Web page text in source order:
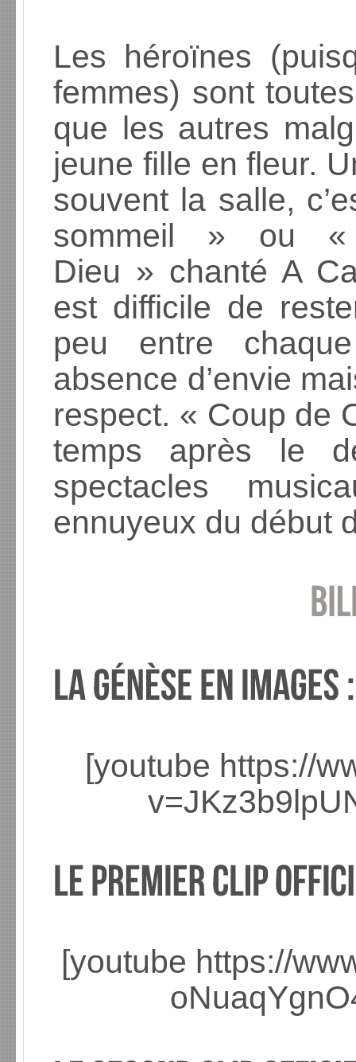
Les héroïnes
femmes) sont
que les autres
jeune fille en fleur.
souvent la salle,
sommeil » ou «
Dieu » chanté A
est difficile de
peu entre
absence d’envie
respect. « Coup de
temps après le
spectacles
ennuyeux du début
[youtube https://
[youtube https://